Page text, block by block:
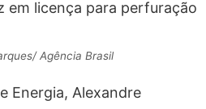
Agência Brasil
Energia, Alexandre